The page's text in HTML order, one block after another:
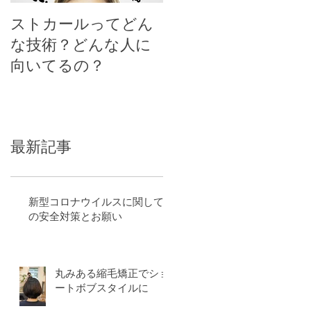
ストカールってどん
な技術？どんな人に
向いてるの？
最新記事
新型コロナウイルスに関して
の安全対策とお願い
丸みある縮毛矯正でショ
ートボブスタイルに